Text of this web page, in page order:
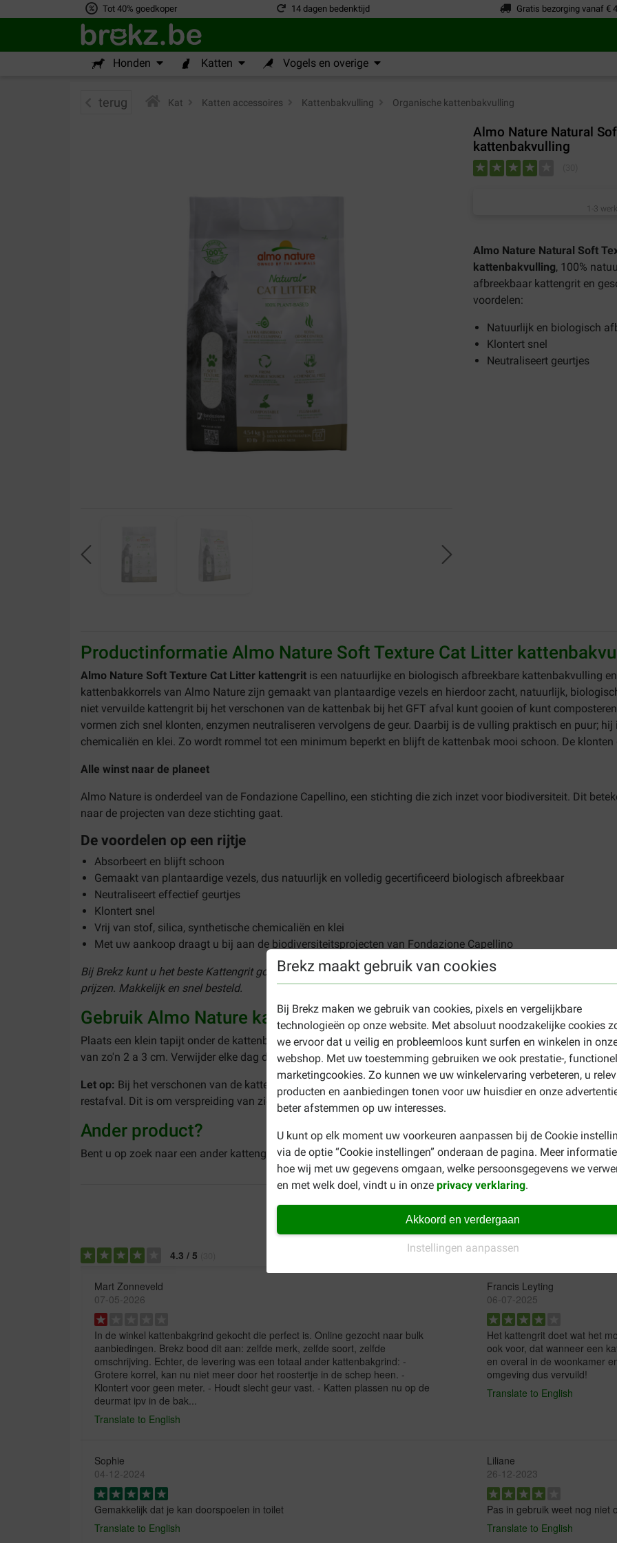
Tot 40% goedkoper 14 dagen bedenktijd Gratis bezorging vanaf €
Honden Katten Vogels en overige
Brekz maakt gebruik van cookies
Bij Brekz maken we gebruik van cookies, pixels en vergelijkbare
technologieën op onze website. Met absoluut noodzakelijke cookies
we ervoor dat u veilig en probleemloos kunt surfen en winkelen in
webshop. Met uw toestemming gebruiken we ook prestatie-,
marketingcookies. Zo kunnen we uw winkelervaring verbeteren, u
producten en aanbiedingen tonen voor uw huisdier en onze
beter afstemmen op uw interesses.
U kunt op elk moment uw voorkeuren aanpassen bij de Cookie
via de optie “Cookie instellingen” onderaan de pagina. Meer
hoe wij met uw gegevens omgaan, welke persoonsgegevens we
en met welk doel, vindt u in onze privacy verklaring.
Akkoord en verdergaan
Instellingen aanpassen
terug Kat Katten accessoires Kattenbakvulling Organische kattenbakvulling
Almo Nature Natural
kattenbakvulling
1-3
Almo Nature Natural Soft
kattenbakvulling, 100%
afbreekbaar kattengrit en
voordelen:
Natuurlijk en biologisch
Klontert snel
Neutraliseert geurtjes
Productinformatie Almo Nature Soft Texture Cat Litter
Almo Nature Soft Texture Cat Litter kattengrit is een natuurlijke en biologisch afbreekbare kattenbakvulling
kattenbakkorrels van Almo Nature zijn gemaakt van plantaardige vezels en hierdoor zacht, natuurlijk,
niet vervuilde kattengrit bij het verschonen van de kattenbak bij het GFT afval kunt gooien of kunt
vormen zich snel klonten, enzymen neutraliseren vervolgens de geur. Daarbij is de vulling praktisch en puur;
chemicaliën en klei. Zo wordt rommel tot een minimum beperkt en blijft de kattenbak mooi schoon. De
Alle winst naar de planeet
Almo Nature is onderdeel van de Fondazione Capellino, een stichting die zich inzet voor biodiversiteit. Dit
naar de projecten van deze stichting gaat.
De voordelen op een rijtje
Absorbeert en blijft schoon
Gemaakt van plantaardige vezels, dus natuurlijk en volledig gecertificeerd biologisch afbreekbaar
Neutraliseert effectief geurtjes
Klontert snel
Vrij van stof, silica, synthetische chemicaliën en klei
Met uw aankoop draagt u bij aan de biodiversiteitsprojecten van Fondazione Capellino
Bij Brekz kunt u het beste Kattengrit goedkoop online bestellen. Bekijk ons assortiment en koop nu Almo
prijzen. Makkelijk en snel besteld.
Gebruik Almo Nature kattenbakvulling
Plaats een klein tapijt onder de kattenbak om verspreiding van ongewenste resten kattengrit te voorkomen.
van zo'n 2 a 3 cm. Verwijder elke dag de klonten met een kattenbakschepje. Herstel vervolgens de basislaag
Let op: Bij het verschonen van de kattenbak mag vervuild kattengrit niet bij het GFT afval/compost worden
restafval. Dit is om verspreiding van ziektes te voorkomen. Volg altijd de lokale voorschriften voor
Ander product?
Bent u op zoek naar een ander kattengrit, bijvoorbeeld een Silica kattengrit? Kijk eens op de pagina met ons
4.3 / 5
Mart Zonneveld
07-05-2026
In de winkel kattenbakgrind gekocht die perfect is. Online gezocht naar bulk
aanbiedingen. Brekz bood dit aan: zelfde merk, zelfde soort, zelfde
omschrijving. Echter, de levering was een totaal ander kattenbakgrind: -
Grotere korrel, kan nu niet meer door het roostertje in de schep heen. -
Klontert voor geen meter. - Houdt slecht geur vast. - Katten plassen nu op de
deurmat ipv in de bak...
Translate to English
Francis Leyting
06-07-2025
Het kattengrit doet wat het
ook voor, dat wanneer een
en overal in de woonkamer
omgeving dus vervuild!
Translate to English
Sophie
04-12-2024
Gemakkelijk dat je kan doorspoelen in toilet
Translate to English
Liliane
26-12-2023
Pas in gebruik weet nog niet
Translate to English